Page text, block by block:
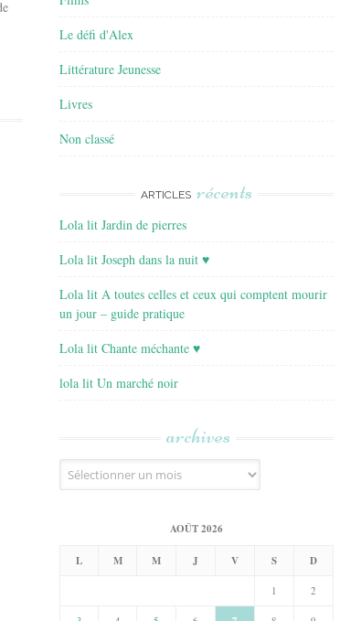
Le défi d'Alex
Littérature Jeunesse
Livres
Non classé
ARTICLES récents
Lola lit Jardin de pierres
Lola lit Joseph dans la nuit ♥
Lola lit A toutes celles et ceux qui comptent mourir
un jour – guide pratique
Lola lit Chante méchante ♥
lola lit Un marché noir
archives
Archives
AOÛT 2026
L M M J V S D
1 2